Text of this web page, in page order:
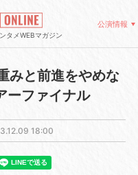
タメWEBマガジン
公演情報
みと前進をやめな
ーファイナル
18:00